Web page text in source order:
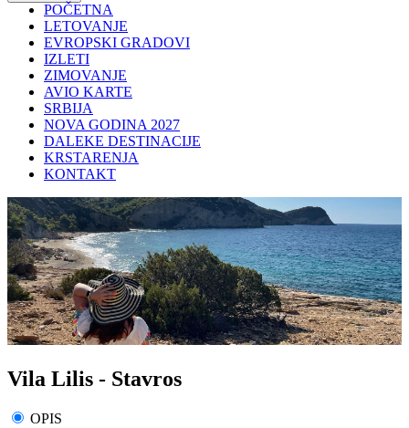
POČETNA
LETOVANJE
EVROPSKI GRADOVI
IZLETI
ZIMOVANJE
AVIO KARTE
SRBIJA
NOVA GODINA 2027
DALEKE DESTINACIJE
KRSTARENJA
KONTAKT
Vila Lilis - Stavros
OPIS